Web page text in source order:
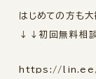
はじめての方も
↓↓初回無料相
https://